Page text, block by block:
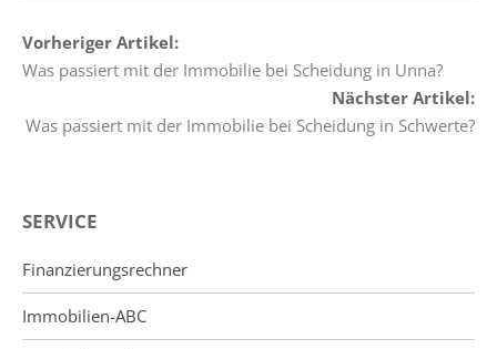
Vorheriger Artikel:
Was passiert mit der Immobilie bei Scheidung in Unna?
Nächster Artikel:
Was passiert mit der Immobilie bei Scheidung in Schwerte?
SERVICE
Finanzierungsrechner
Immobilien-ABC